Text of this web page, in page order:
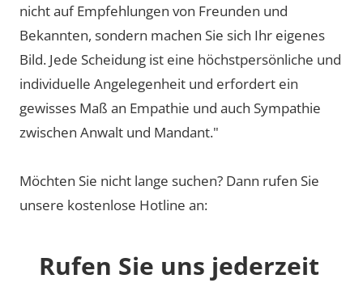
nicht auf Empfehlungen von Freunden und
Bekannten, sondern machen Sie sich Ihr eigenes
Bild. Jede Scheidung ist eine höchstpersönliche und
individuelle Angelegenheit und erfordert ein
gewisses Maß an Empathie und auch Sympathie
zwischen Anwalt und Mandant."
Möchten Sie nicht lange suchen? Dann rufen Sie
unsere kostenlose Hotline an:
Rufen Sie uns jederzeit